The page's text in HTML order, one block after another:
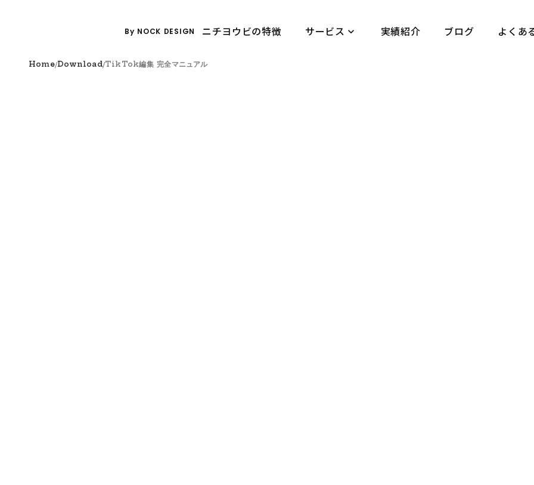
By NOCK DESIGN ニチヨウビの特徴 サービス keyboard_arrow_down 実績紹介 ブログ よくあ
Home/Download/TikTok編集 完全マニュアル